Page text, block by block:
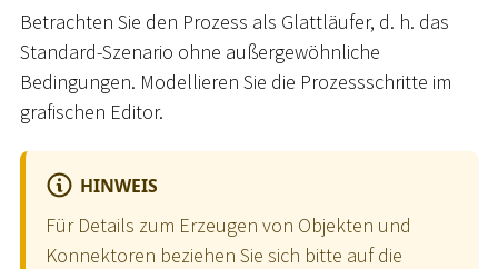
Betrachten Sie den Prozess als Glattläufer, d. h. das
Standard-Szenario ohne außergewöhnliche
Bedingungen. Modellieren Sie die Prozessschritte im
grafischen Editor.
HINWEIS
Für Details zum Erzeugen von Objekten und
Konnektoren beziehen Sie sich bitte auf die